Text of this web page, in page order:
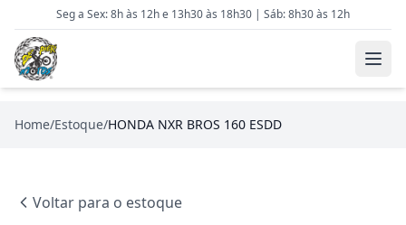
Seg a Sex: 8h às 12h e 13h30 às 18h30 | Sáb: 8h30 às 12h
Home/Estoque/HONDA NXR BROS 160 ESDD
Voltar para o estoque